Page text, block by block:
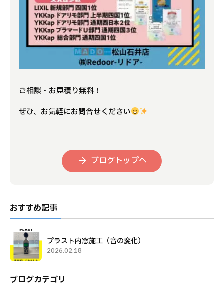
ご相談・お見積り無料！
ぜひ、お気軽にお問合せください
ブログトップへ
おすすめ記事
プラスト内窓施工（音の変化）
2026.02.18
ブログカテゴリ